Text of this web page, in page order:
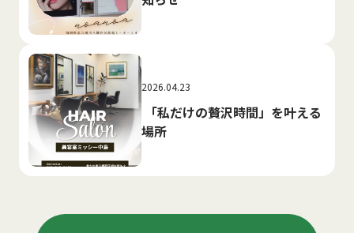
2026.04.23
「私だけの贅沢時間」を叶える
場所